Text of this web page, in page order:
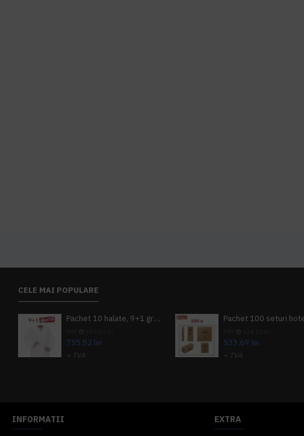
CELE MAI POPULARE
Pachet 10 halate, 9+1 gratuit
755,82 lei
+ TVA
533,69 lei
+ TVA
INFORMATII EXTRA